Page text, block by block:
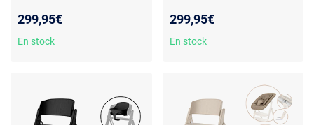
299,95€
En stock
299,95€
En stock